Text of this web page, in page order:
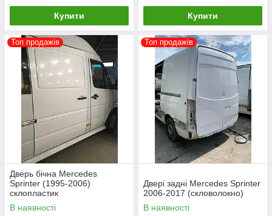
Купити Купити
Топ продажів
Дверь бічна Mercedes
Sprinter (1995-2006)
склопластик
В наявності
Топ продажів
Двері задні Mercedes Sprinter
2006-2017 (скловолокно)
В наявності